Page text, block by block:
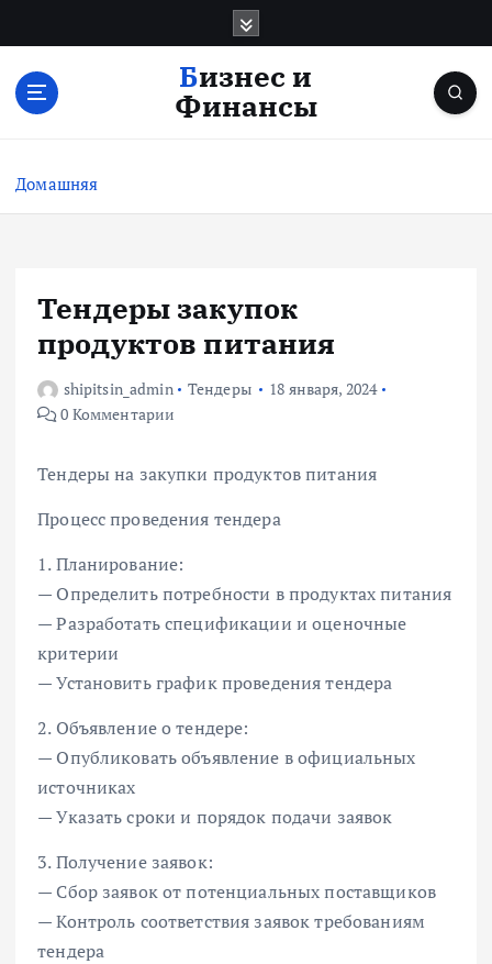
с
Бизнес и
Финансы
Домашняя
Тендеры закупок
продуктов питания
shipitsin_admin Тендеры
18 января, 2024
0 Комментарии
Тендеры на закупки продуктов питания
Процесс проведения тендера
1. Планирование:
— Определить потребности в продуктах питания
— Разработать спецификации и оценочные
критерии
— Установить график проведения тендера
2. Объявление о тендере:
— Опубликовать объявление в официальных
источниках
— Указать сроки и порядок подачи заявок
3. Получение заявок:
— Сбор заявок от потенциальных поставщиков
— Контроль соответствия заявок требованиям
тендера